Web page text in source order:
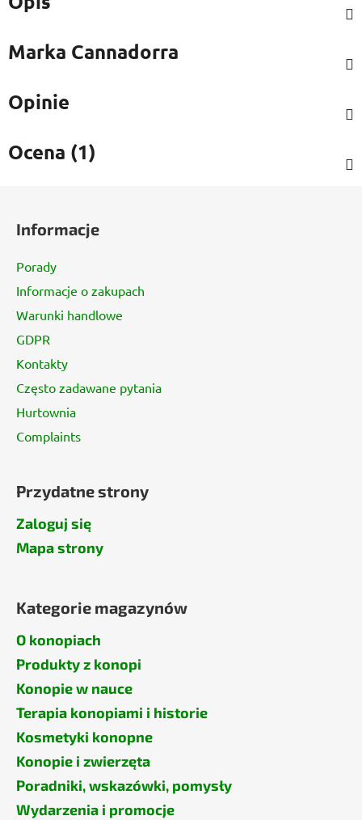
Marka Cannadorra
Opinie
Ocena (1)
Informacje
Porady
Informacje o zakupach
Warunki handlowe
GDPR
Kontakty
Często zadawane pytania
Hurtownia
Complaints
Przydatne strony
Zaloguj się
Mapa strony
Kategorie magazynów
O konopiach
Produkty z konopi
Konopie w nauce
Terapia konopiami i historie
Kosmetyki konopne
Konopie i zwierzęta
Poradniki, wskazówki, pomysły
Wydarzenia i promocje